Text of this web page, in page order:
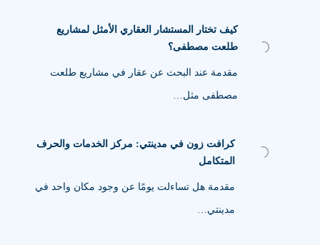
كيف تختار المستشار العقاري الأمثل لمشاريع
طلعت مصطفى؟
مقدمة عند البحث عن عقار في مشاريع طلعت
مصطفى مثل…
كرافت زون في مدينتي: مركز الخدمات والحرف
المتكامل
مقدمة هل تساءلت يومًا عن وجود مكان واحد في
مدينتي…